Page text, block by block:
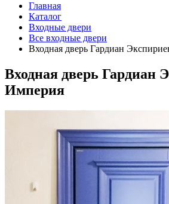
Главная
Каталог
Входные двери
Все входные двери
Входная дверь Гардиан
Входная дверь Гардиан
Империя